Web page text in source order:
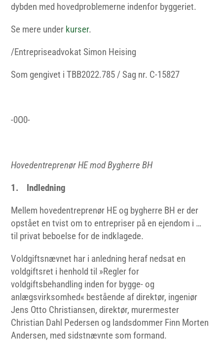
dybden med hovedproblemerne indenfor byggeriet.
Se mere under kurser.
/Entrepriseadvokat Simon Heising
Som gengivet i TBB2022.785 / Sag nr. C-15827
-0O0-
Hovedentreprenør HE modBygherre BH
1. Indledning
Mellem hovedentreprenør HE og bygherre BH er der
opstået en tvist om to entrepriser på en ejendom i …
til privat beboelse for de indklagede.
Voldgiftsnævnet har i anledning heraf nedsat en
voldgiftsret i henhold til »Regler for
voldgiftsbehandling inden for bygge- og
anlægsvirksomhed« bestående af direktør, ingeniør
Jens Otto Christiansen, direktør, murermester
Christian Dahl Pedersen og landsdommer Finn Morten
Andersen, med sidstnævnte som formand.